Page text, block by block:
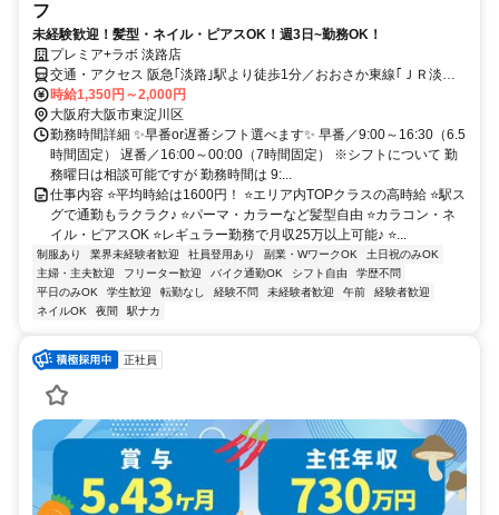
フ
未経験歓迎！髪型・ネイル・ピアスOK！週3日~勤務OK！
プレミア+ラボ 淡路店
交通・アクセス 阪急｢淡路｣駅より徒歩1分／おおさか東線｢ＪＲ淡路｣
駅より徒歩3分 ⭐店舗異動なし⭐吹田市・豊中市・箕面市・茨木市・高
槻市など北摂方面からのアクセス抜群♪
時給1,350円～2,000円
大阪府大阪市東淀川区
勤務時間詳細 ✨早番or遅番シフト選べます✨ 早番／9:00～16:30（6.5
時間固定） 遅番／16:00～00:00（7時間固定） ※シフトについて 勤
務曜日は相談可能ですが 勤務時間は 9:...
仕事内容 ⭐平均時給は1600円！ ⭐エリア内TOPクラスの高時給 ⭐駅ス
グで通勤もラクラク♪ ⭐パーマ・カラーなど髪型自由 ⭐カラコン・ネ
イル・ピアスOK ⭐レギュラー勤務で月収25万以上可能♪ ⭐...
制服あり 業界未経験者歓迎 社員登用あり 副業・WワークOK
土日祝のみOK
主婦・主夫歓迎
フリーター歓迎 バイク通勤OK シフト自由
学歴不問
平日のみOK
学生歓迎 転勤なし 経験不問 未経験者歓迎 午前
経験者歓迎
ネイルOK
夜間 駅ナカ
正社員